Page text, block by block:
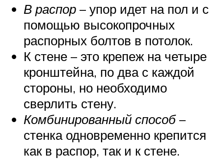
В распор – упор идет на пол и с
помощью высокопрочных
распорных болтов в потолок.
К стене – это крепеж на четыре
кронштейна, по два с каждой
стороны, но необходимо
сверлить стену.
Комбинированный способ–
стенка одновременно крепится
как в распор, так и к стене.